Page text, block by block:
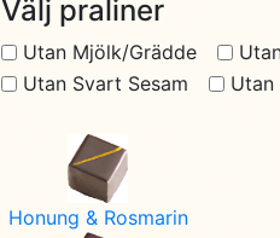
Välj praliner
Utan Mjölk/Grädde
Utan Svart Sesam
Utan
Honung & Rosmarin